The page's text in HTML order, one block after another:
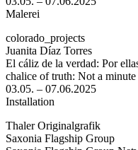
Malerei
colorado_projects
Juanita Díaz Torres
El cáliz de la verdad: Por
chalice of truth: Not a
03.05. – 07.06.2025
Installation
Thaler Originalgrafik
Saxonia Flagship Group